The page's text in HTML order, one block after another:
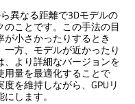
異なる距離で3Dモデルの
ことです。この手法の目
小さかったりするとき
方、モデルが近かったり
より詳細なバージョンを
量を最適化することで
を維持しながら、GPUリ
します。